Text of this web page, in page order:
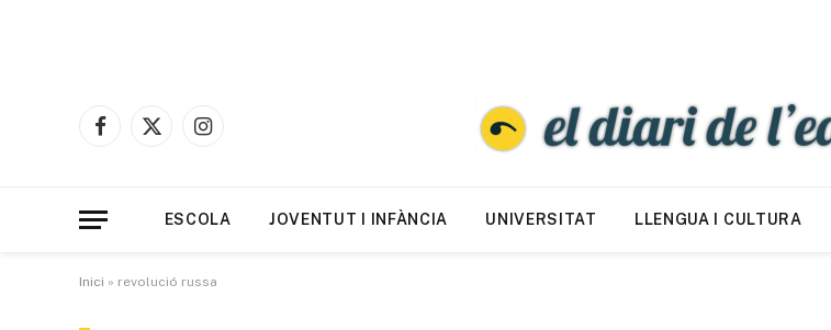
Facebook
X
Instagram
ESCOLA JOVENTUT I INFÀNCIA UNIVERSITAT LLENGUA I CULTURA
Inici » revolució russa